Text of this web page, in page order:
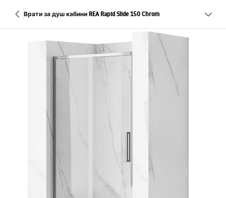
Врати за душ кабини REA Rapid Slide 150 Chrom